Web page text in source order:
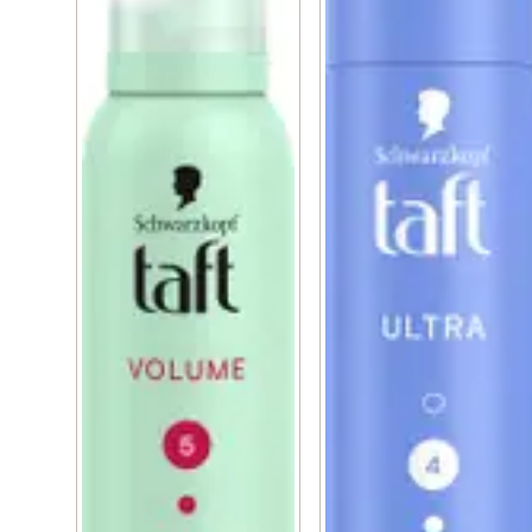
Lämnar inga restprodukter. Passar för fint och tunt hår.
Skyddar frisyren mot fukt och vind. Naturlig look. Med
HAPTIQ-system för kännbart vackra frisyrer.
Stadga 5/5. Silicon free formula.